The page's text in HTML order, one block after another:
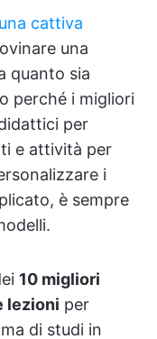
una cattiva
una
quanto sia
perché i migliori
per
e attività per
i
è sempre
10 migliori
lezioni per
di studi in